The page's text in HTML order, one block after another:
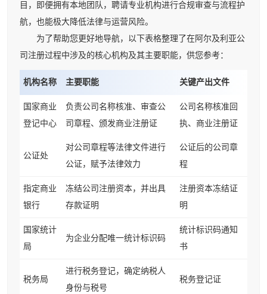
目，即便拥有本地团队，聘请专业机构进行合规审查与流程护
航，也能极大降低法律与运营风险。
为了帮助您更好地导航，以下表格整理了在阿尔及利亚公
司注册过程中涉及的核心机构及其主要职能，供您参考：
机构名称 主要职能 关键产出文件
国家商业
登记中心
负责公司名称核准、审查公
司章程、颁发商业注册证
公司名称核准回
执、商业注册证
公证处
对公司章程等法律文件进行
公证，赋予法律效力
公证后的公司章
程
指定商业
银行
冻结公司注册资本，并出具
存款证明
注册资本冻结证
明
国家统计
局
为企业分配唯一统计标识码
统计标识码通知
书
税务局
进行税务登记，确定纳税人
身份与税号
税务登记证